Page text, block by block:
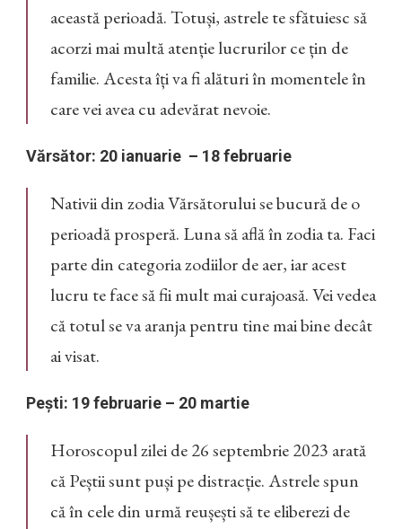
această perioadă. Totuși, astrele te sfătuiesc să
acorzi mai multă atenție lucrurilor ce țin de
familie. Acesta îți va fi alături în momentele în
care vei avea cu adevărat nevoie.
Vărsător: 20 ianuarie – 18 februarie
Nativii din zodia Vărsătorului se bucură de o
perioadă prosperă. Luna să află în zodia ta. Faci
parte din categoria zodiilor de aer, iar acest
lucru te face să fii mult mai curajoasă. Vei vedea
că totul se va aranja pentru tine mai bine decât
ai visat.
Pești: 19 februarie – 20 martie
Horoscopul zilei de 26 septembrie 2023 arată
că Peștii sunt puși pe distracție. Astrele spun
că în cele din urmă reușești să te eliberezi de